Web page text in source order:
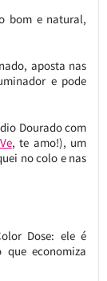
bom e natural,
aposta nas
e pode
Dourado com
, te amo!), um
no colo e nas
Dose: ele é
economiza